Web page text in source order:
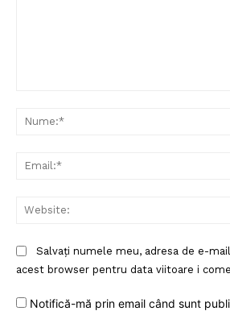
Salvați numele meu, adresa de e-
acest browser pentru data viitoare i
Notifică-mă prin email când sunt